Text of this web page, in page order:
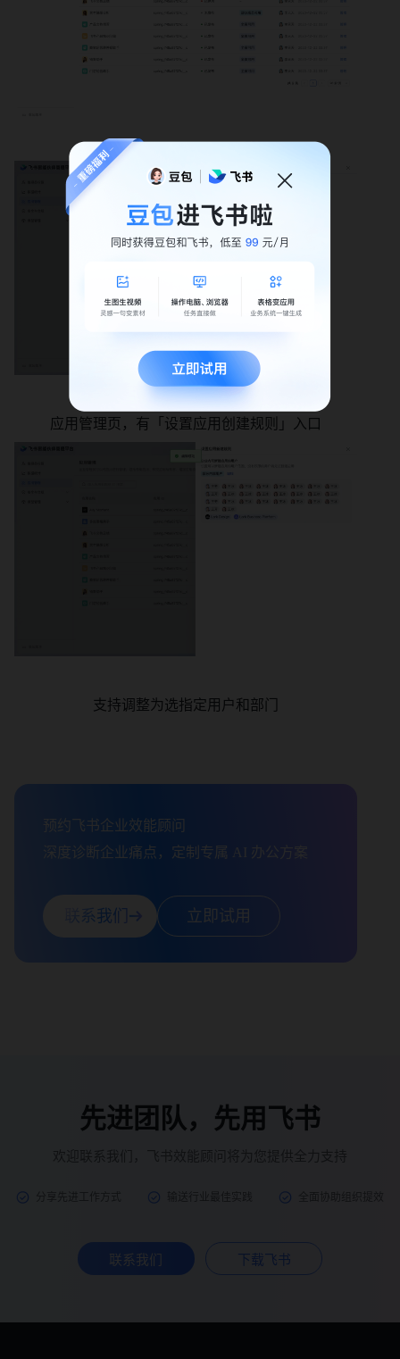
应用管理页，有「设置应用创建规则」入口
支持调整为选指定用户和部门
预约飞书企业效能顾问
深度诊断企业痛点，定制专属 AI 办公方案
联系我们 立即试用
先进团队，先用飞书
联系我们 下载飞书